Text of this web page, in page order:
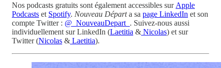
Nos podcasts gratuits sont également accessibles sur Apple
Podcasts et Spotify. Nouveau Départa sa page LinkedIn et son
compte Twitter : @_NouveauDepart_ . Suivez-nous aussi
individuellement sur LinkedIn (Laetitia & Nicolas) et sur
Twitter (Nicolas & Laetitia).